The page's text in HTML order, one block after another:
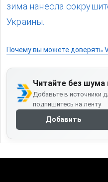
зима нанесла
Украины.
Почему вы можете доверять
Читайте без шума
Добавьте в источники
подпишитесь на ленту
Добавить